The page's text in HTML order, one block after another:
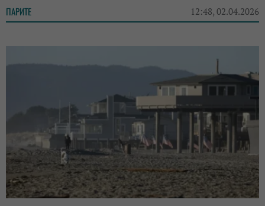
ПАРИТЕ 12:48, 02.04.2026